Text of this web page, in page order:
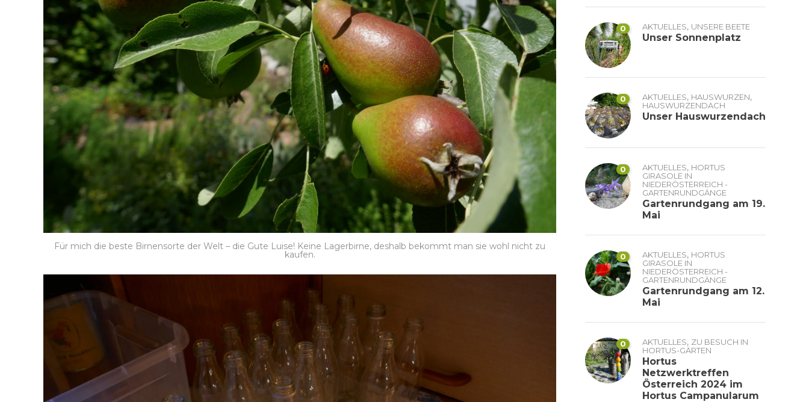
Für mich die beste Birnensorte der Welt – die Gute Luise! Keine Lagerbirne, deshalb bekommt man sie wohl nicht zu
kaufen.
0 AKTUELLES, UNSERE BEETE
Unser Sonnenplatz
0 AKTUELLES, HAUSWURZEN,
HAUSWURZENDACH
Unser Hauswurzendach
0 AKTUELLES, HORTUS
GIRASOLE IN
NIEDERÖSTERREICH -
GARTENRUNDGÄNGE
Gartenrundgang am 19.
Mai
0 AKTUELLES, HORTUS
GIRASOLE IN
NIEDERÖSTERREICH -
GARTENRUNDGÄNGE
Gartenrundgang am 12.
Mai
0 AKTUELLES, ZU BESUCH IN
HORTUS-GÄRTEN
Hortus
Netzwerktreffen
Österreich 2024 im
Hortus Campanularum